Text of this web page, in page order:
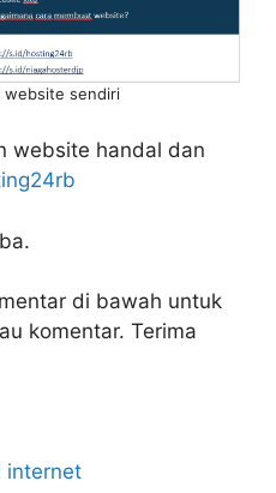
website sendiri
website handal dan
di bawah untuk
komentar. Terima
internet